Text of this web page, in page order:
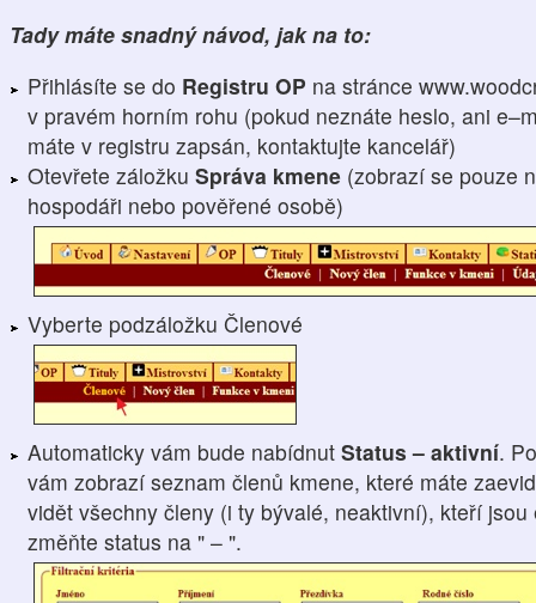
Tady máte snadný návod, jak na to:
Přihlásíte se do Registru OP na stránce
v pravém horním rohu (pokud neznáte heslo, ani
máte v registru zapsán, kontaktujte kancelář)
Otevřete záložku Správa kmene (zobrazí se pouze
hospodáři nebo pověřené osobě)
Vyberte podzáložku Členové
Automaticky vám bude nabídnut Status – aktivní.
vám zobrazí seznam členů kmene, které máte
vidět všechny členy (i ty bývalé, neaktivní), kteří
změňte status na " – ".